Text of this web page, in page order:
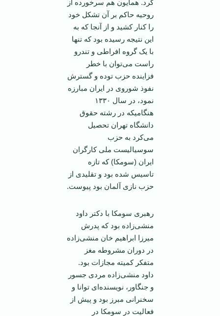
کرد. همایون هم سرخورده از
روحیه حاکم بر آن تشکل خود
را کنار کشید و از آنجا که به
این نتیجه رسیده بود که تنها
با یک گروه افراطی و تندرو
راست می‌توان با خطر
فزاینده حزب توده و گسترش
نفوذ شوروی در ایران مبارزه
نمود، در سال ۱۳۳۰
هنگامیکه در رشته حقوق
دانشگاه تهران تحصیل
می‌کرد به حزب
سوسیالیست ملی کارگران
ایران (سومکا) که تازه
تاسیس شده بود و تقلیدی از
حزب نازی آلمان بود پیوست.
رهبری سومکا با دکتر داود
منشی‌زاده بود که پدرش
میرزا ابراهیم خان منشی‌زاده
در دوران مشروطه مغز
متفکر کمیته مجازات بود.
داود منشی‌زاده مردی جسور
و جنگاور، نویسنده‌ای توانا و
سخنرانی مبرز بود و پیش از
فعالیت در سومکا در